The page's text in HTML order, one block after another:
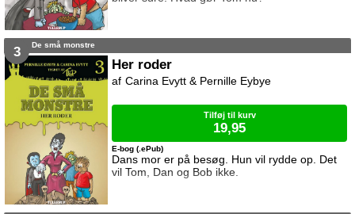
3 De små monstre
Her roder
Dans mor er på besøg. Hun vil rydde op. Det
vil Tom, Dan og Bob ikke.
E-bog (.ePub)
Carina Evytt & Pernille Eybye
Tilføj til kurv
19,95